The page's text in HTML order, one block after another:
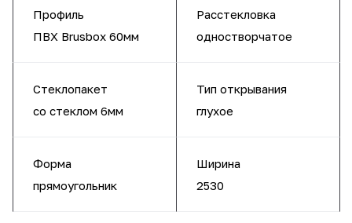
Профиль
ПВХ Brusbox 60мм
Расстекловка
одностворчатое
Стеклопакет
со стеклом 6мм
Тип открывания
глухое
Форма
прямоугольник
Ширина
2530